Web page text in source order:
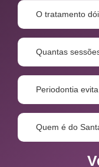
O tratamento
Quantas
Periodontia
Quem é do